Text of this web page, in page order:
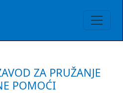
ZA PRUŽANJE
POMOĆI